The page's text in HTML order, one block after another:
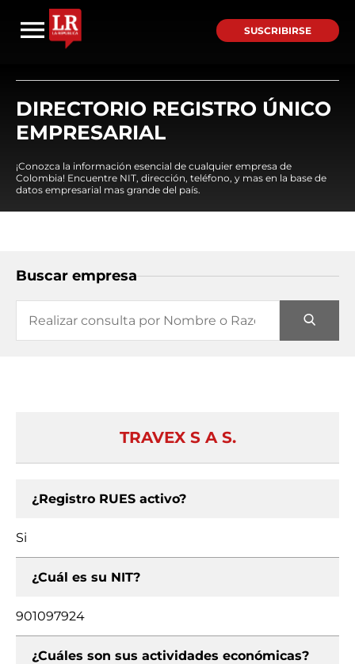
SUSCRIBIRSE
DIRECTORIO REGISTRO ÚNICO
EMPRESARIAL
¡Conozca la información esencial de cualquier empresa de
Colombia! Encuentre NIT, dirección, teléfono, y mas en la base de
datos empresarial mas grande del país.
Buscar empresa
TRAVEX S A S.
¿Registro RUES activo?
Si
¿Cuál es su NIT?
901097924
¿Cuáles son sus actividades económicas?